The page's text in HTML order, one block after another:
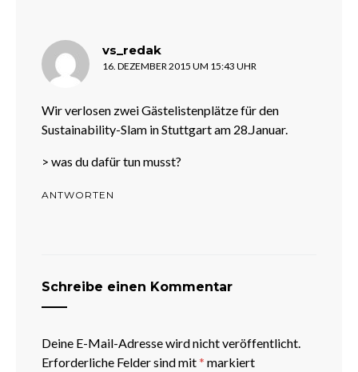
vs_redak
16. DEZEMBER 2015 UM 15:43 UHR
Wir verlosen zwei Gästelistenplätze für den
Sustainability-Slam in Stuttgart am 28.Januar.
> was du dafür tun musst?
ANTWORTEN
Schreibe einen Kommentar
Deine E-Mail-Adresse wird nicht veröffentlicht.
Erforderliche Felder sind mit* markiert